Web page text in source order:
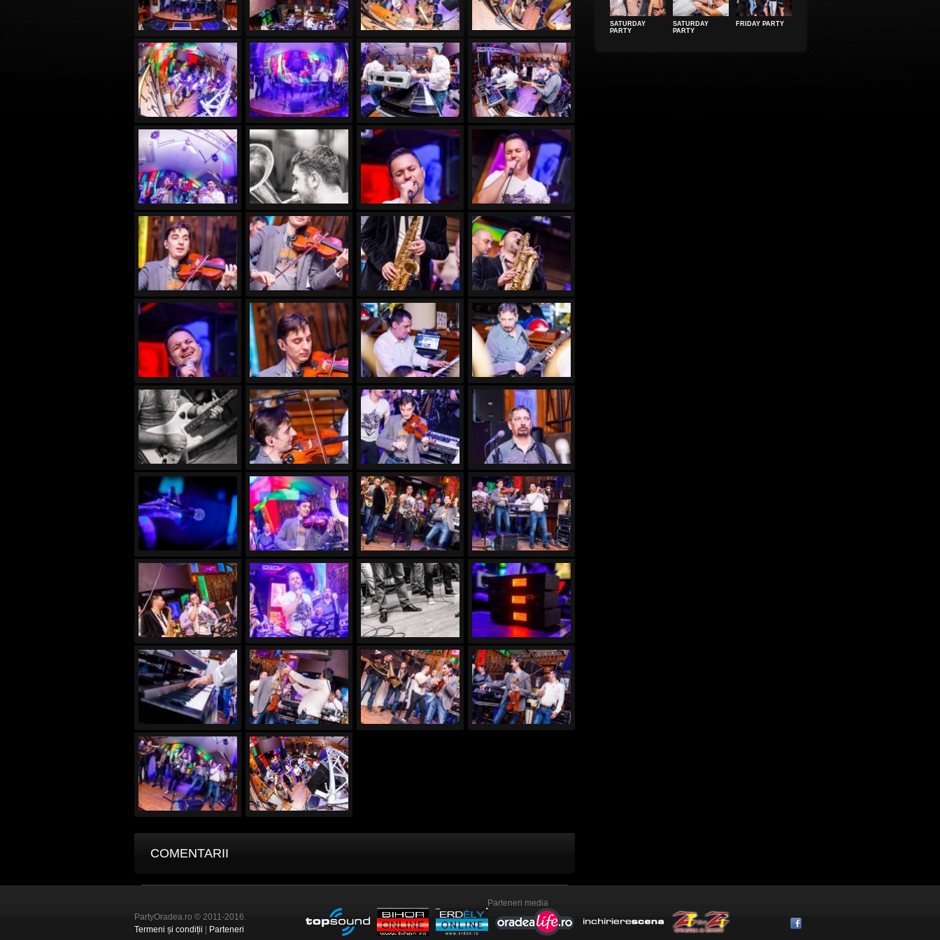
COMENTARII
SATURDAY
PARTY
SATURDAY
PARTY
FRIDAY PARTY
PartyOradea.ro © 2011-2016.
Termeni și condiții
Parteneri
Parteneri media